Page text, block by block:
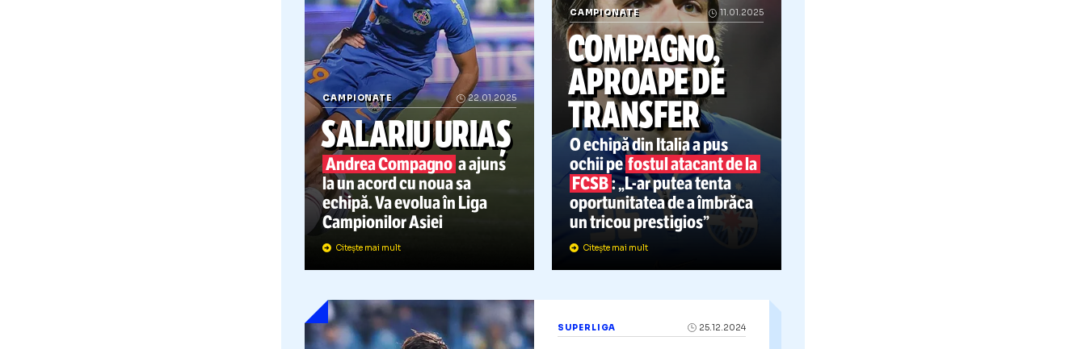
CAMPIONATE
SALARIU URIAȘ
Andrea Compagnoa ajuns
la un acord cu noua sa
CAMPIONATE
COMPAGNO,
APROAPE DE
TRANSFER
„L-arputea tenta